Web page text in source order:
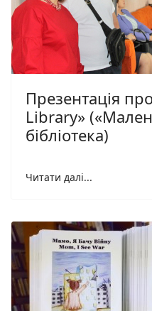
Презентація
Library»
бібліотека)
Читати далі...